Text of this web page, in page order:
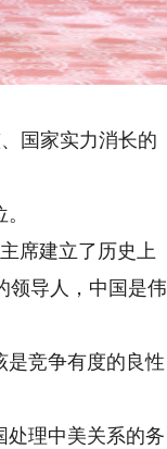
国家实力消长的
席建立了历史上
领导人，中国是伟
竞争有度的良性
理中美关系的务